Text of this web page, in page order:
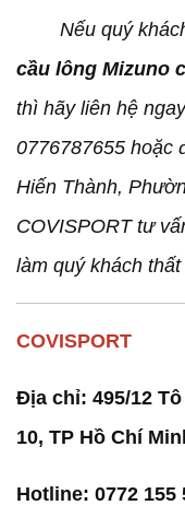
Nếu quý
cầu lông Mizuno
thì hãy liên hệ
0776787655 hoặc
Hiến Thành,
COVISPORT tư
làm quý khách
COVISPORT
Địa chỉ: 495/12
10, TP Hồ Chí
Hotline: 0772 155